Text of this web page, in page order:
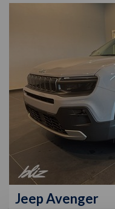
JeepAvenger